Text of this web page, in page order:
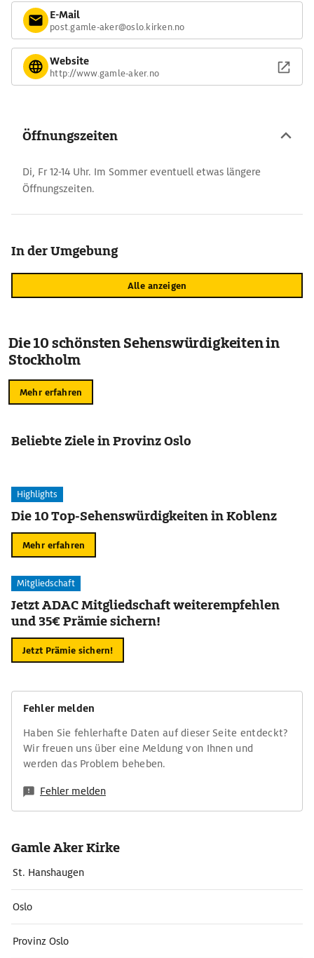
E-Mail
post.gamle-aker@oslo.kirken.no
Website
http://www.gamle-aker.no
Öffnungszeiten
Di, Fr 12-14 Uhr. Im Sommer eventuell etwas längere
Öffnungszeiten.
In der Umgebung
Alle anzeigen
Die 10 schönsten Sehenswürdigkeiten in
Stockholm
Mehr erfahren
Beliebte Ziele in Provinz Oslo
Highlights
Die 10 Top-Sehenswürdigkeiten in Koblenz
Mehr erfahren
Mitgliedschaft
Jetzt ADAC Mitgliedschaft weiterempfehlen
und 35€ Prämie sichern!
Jetzt Prämie sichern!
Fehler melden
Haben Sie fehlerhafte Daten auf dieser Seite entdeckt?
Wir freuen uns über eine Meldung von Ihnen und
werden das Problem beheben.
Fehler melden
Gamle Aker Kirke
St. Hanshaugen
Oslo
Provinz Oslo